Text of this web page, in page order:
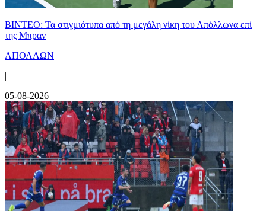
ΒΙΝΤΕΟ: Τα στιγμιότυπα από τη μεγάλη νίκη του Απόλλωνα επί
της Μπραν
ΑΠΟΛΛΩΝ
|
05-08-2026